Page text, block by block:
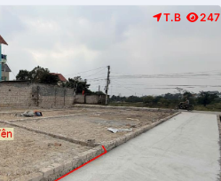
T.B 247